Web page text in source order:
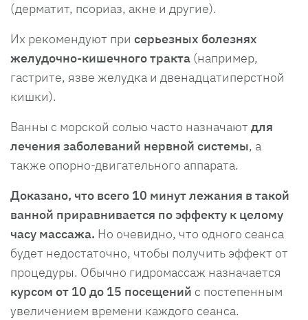
(дерматит, псориаз, акне и другие).
Их рекомендуют при серьезных болезнях
желудочно-кишечного тракта (например,
гастрите, язве желудка и двенадцатиперстной
кишки).
Ванны с морской солью часто назначают для
лечения заболеваний нервной системы, а
также опорно-двигательного аппарата.
Доказано, что всего 10 минут лежания в такой
ванной приравнивается по эффекту к целому
часу массажа. Но очевидно, что одного сеанса
будет недостаточно, чтобы получить эффект от
процедуры. Обычно гидромассаж назначается
курсом от 10 до 15 посещений с постепенным
увеличением времени каждого сеанса.